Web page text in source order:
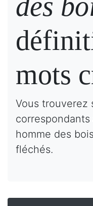
mots
Vous trouverez
homme des
fléchés.